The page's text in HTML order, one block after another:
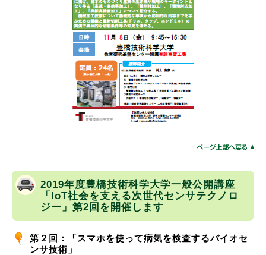
2019年度豊橋技術科学大学一般公開講座
「IoT社会を支える次世代センサテクノロ
ジー」第2回を開催します
第２回：「スマホを使って病気を検査するバイオセ
ンサ技術」